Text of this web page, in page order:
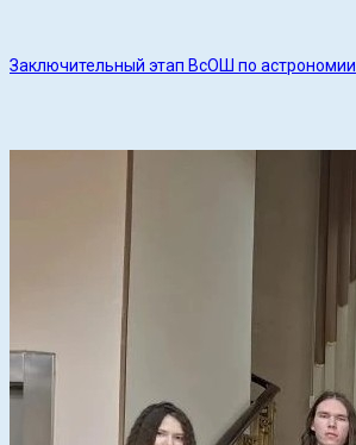
Заключительный этап ВсОШ по астрономии